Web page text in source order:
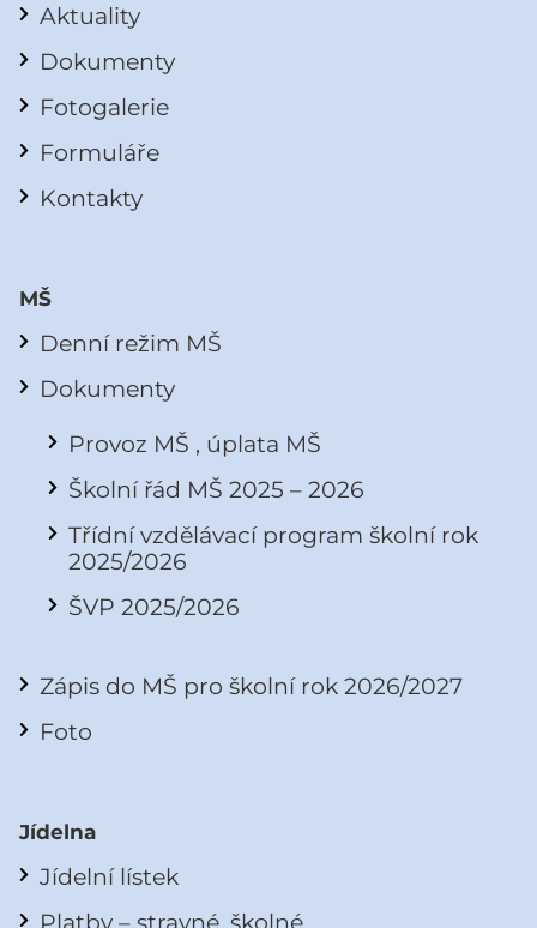
Aktuality
Dokumenty
Fotogalerie
Formuláře
Kontakty
MŠ
Denní režim MŠ
Dokumenty
Provoz MŠ , úplata MŠ
Školní řád MŠ 2025 – 2026
Třídní vzdělávací program školní rok
2025/2026
ŠVP 2025/2026
Zápis do MŠ pro školní rok 2026/2027
Foto
Jídelna
Jídelní lístek